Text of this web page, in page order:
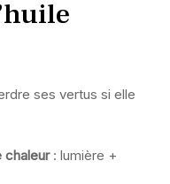
ses vertus si elle
chaleur: lumière +